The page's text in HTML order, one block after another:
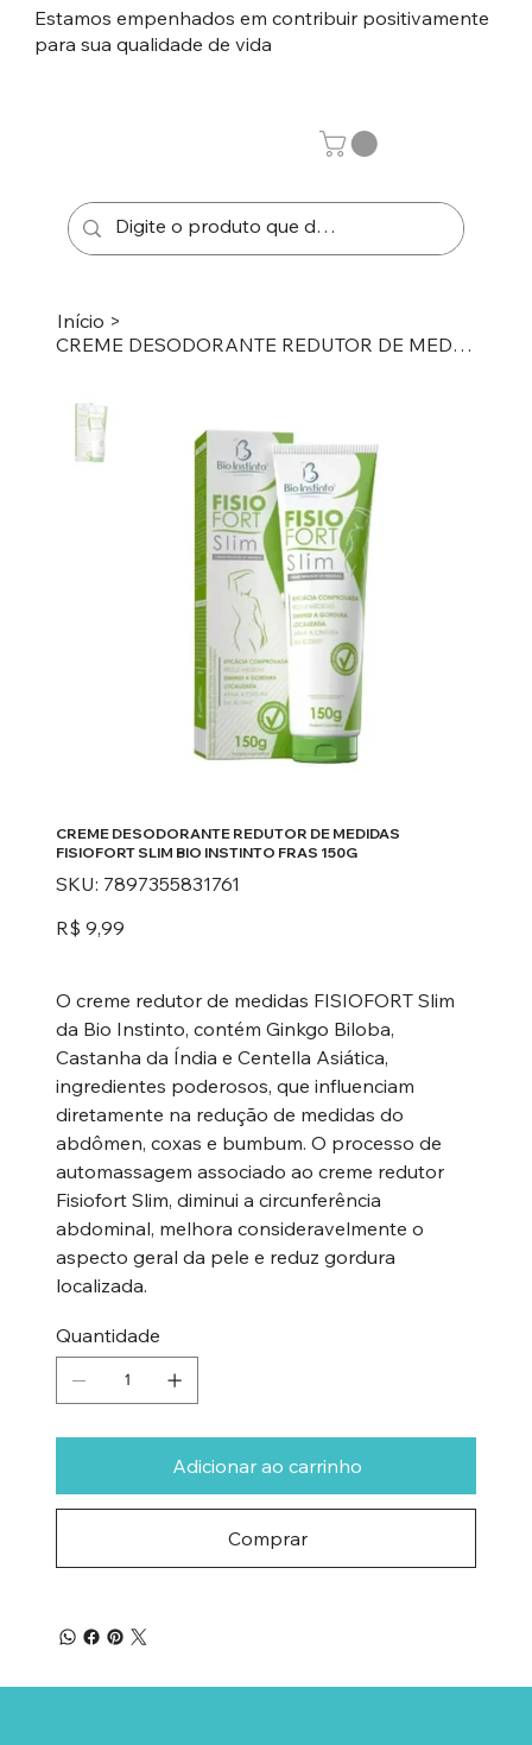
Estamos empenhados em contribuir positivamente
para sua qualidade de vida
Início >
CREME DESODORANTE REDUTOR DE MEDIDAS FISIOFORT SLIM BIO INSTINTO FRAS 150G
CREME DESODORANTE REDUTOR DE MEDIDAS
FISIOFORT SLIM BIO INSTINTO FRAS 150G
SKU: SKU
7897355831761
7897355831761
Preço
R$ 9,99
O creme redutor de medidas FISIOFORT Slim
da Bio Instinto, contém Ginkgo Biloba,
Castanha da Índia e Centella Asiática,
ingredientes poderosos, que influenciam
diretamente na redução de medidas do
abdômen, coxas e bumbum. O processo de
automassagem associado ao creme redutor
Fisiofort Slim, diminui a circunferência
abdominal, melhora consideravelmente o
aspecto geral da pele e reduz gordura
localizada.
Quantidade
Adicionar ao carrinho
Comprar